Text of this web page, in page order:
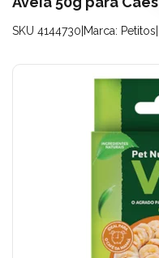
SKU 4144730 Marca: Petitos